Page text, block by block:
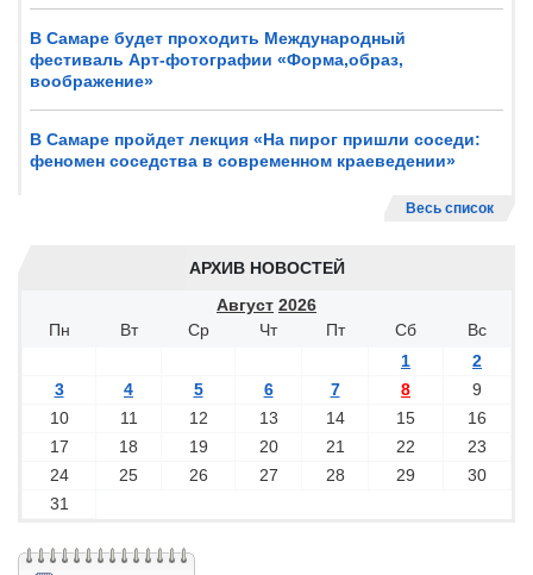
В Самаре будет проходить Международный
фестиваль Арт-фотографии «Форма,образ,
воображение»
В Самаре пройдет лекция «На пирог пришли соседи:
феномен соседства в современном краеведении»
Весь список
АРХИВ НОВОСТЕЙ
Август 2026
Пн
Вт Ср Чт Пт Сб
Вс
1
2
3
4 5 6 7 8
9
10
11 12 13 14 15
16
17
18 19 20 21 22
23
24
25 26 27 28 29
30
31